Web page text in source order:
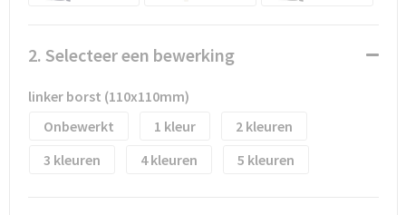
Reistassen
Reistassensets
Rugzakken bedrukken
Veiligheidsvesten en Veiligheidshesjes
Vesten
Oog- en gelaatsbescherming
2. Selecteer een bewerking
linker borst (110x110mm)
Onbewerkt
1
2
3
4 5